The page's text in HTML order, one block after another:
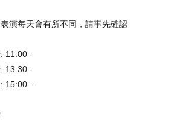
演每天會有所不同，請事先確認
11:00 -
-
–